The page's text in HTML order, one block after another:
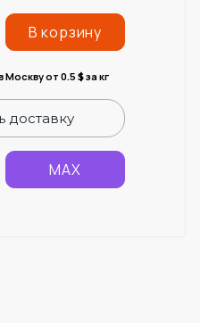
В корзину
Москву от 0.5 $за кг
доставку
MAX